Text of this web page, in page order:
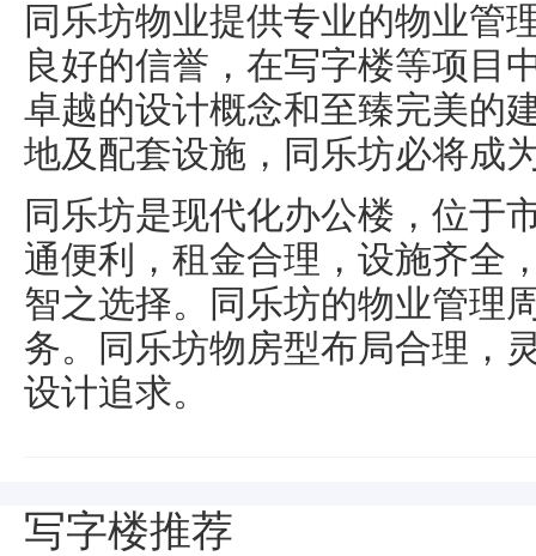
同乐坊物业提供专业的物业管
良好的信誉，在写字楼等项目
卓越的设计概念和至臻完美的
地及配套设施，同乐坊必将成
同乐坊是现代化办公楼，位于
通便利，租金合理，设施齐全
智之选择。同乐坊的物业管理
务。同乐坊物房型布局合理，
设计追求。
写字楼推荐